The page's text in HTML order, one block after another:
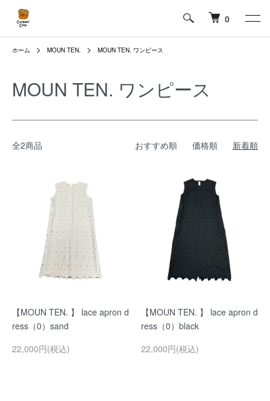
0
ホーム MOUN TEN. MOUN TEN. ワンピース
MOUN TEN. ワンピース
全2商品 おすすめ順 価格順 新着順
【MOUN TEN. 】 lace apron d
ress（0）sand
22,000円(税込)
【MOUN TEN. 】 lace apron d
ress（0）black
22,000円(税込)